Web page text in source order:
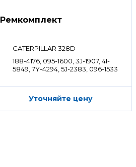
Ремкомплект
CATERPILLAR 328D
188-4176, 095-1600, 3J-1907, 4I-
5849, 7Y-4294, 5J-2383, 096-1533
Уточняйте цену